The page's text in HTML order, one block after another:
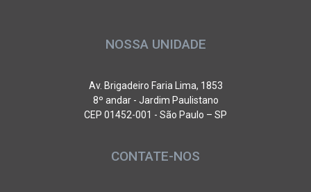
NOSSA UNIDADE
Av. Brigadeiro Faria Lima, 1853
8º andar - Jardim Paulistano
CEP 01452-001 - São Paulo – SP
CONTATE-NOS